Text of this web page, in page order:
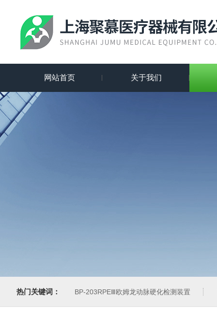
网站首页 关于我们
热门关键词： BP-203RPEⅢ欧姆龙动脉硬化检测装置